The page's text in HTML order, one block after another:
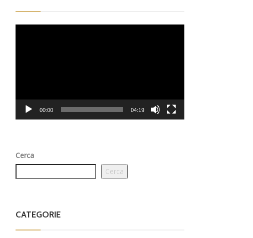
00:00 04:19
Cerca
Cerca
CATEGORIE